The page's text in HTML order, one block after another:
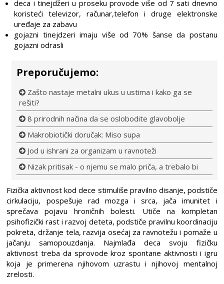
deca i tinejdžeri u proseku provode više od 7 sati dnevno
koristeći televizor, računar,telefon i druge elektronske
uređaje za zabavu
gojazni tinejdzeri imaju više od 70% šanse da postanu
gojazni odrasli
Preporučujemo:
Zašto nastaje metalni ukus u ustima i kako ga se
rešiti?
8 prirodnih načina da se oslobodite glavobolje
Makrobiotički doručak: Miso supa
Jod u ishrani za organizam u ravnoteži
Nizak pritisak - o njemu se malo priča, a trebalo bi
Fizička aktivnost kod dece stimuliše pravilno disanje, podstiče
cirkulaciju, pospešuje rad mozga i srca, jača imunitet i
sprečava pojavu hroničnih bolesti. Utiče na kompletan
psihofizički rast i razvoj deteta, podstiče pravilnu koordinaciju
pokreta, držanje tela, razvija osećaj za ravnotežu i pomaže u
jačanju samopouzdanja. Najmlađa deca svoju fizičku
aktivnost treba da sprovode kroz spontane aktivnosti i igru
koja je primerena njihovom uzrastu i njihovoj mentalnoj
zrelosti.